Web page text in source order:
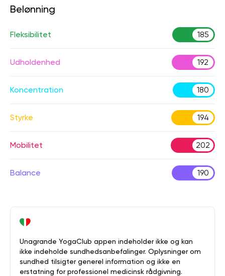
Belønning
Fleksibilitet 185
Udholdenhed 192
Koncentration 180
Styrke 194
Mobilitet 202
Balance 190
Unagrande YogaClub appen indeholder ikke og kan
ikke indeholde sundhedsanbefalinger. Oplysninger om
sundhed tilsigter generel information og ikke en
erstatning for professionel medicinsk rådgivning.